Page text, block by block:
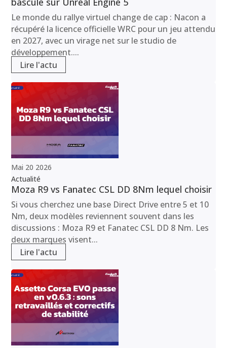
Le monde du rallye virtuel change de cap : Nacon a
récupéré la licence officielle WRC pour un jeu attendu
en 2027, avec un virage net sur le studio de
développement....
Lire l'actu
Mai 20 2026
Actualité
Moza R9 vs Fanatec CSL DD 8Nm lequel choisir
Si vous cherchez une base Direct Drive entre 5 et 10
Nm, deux modèles reviennent souvent dans les
discussions : Moza R9 et Fanatec CSL DD 8 Nm. Les
deux marques visent...
Lire l'actu